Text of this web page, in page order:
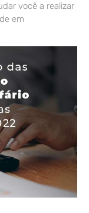
você a realizar
em